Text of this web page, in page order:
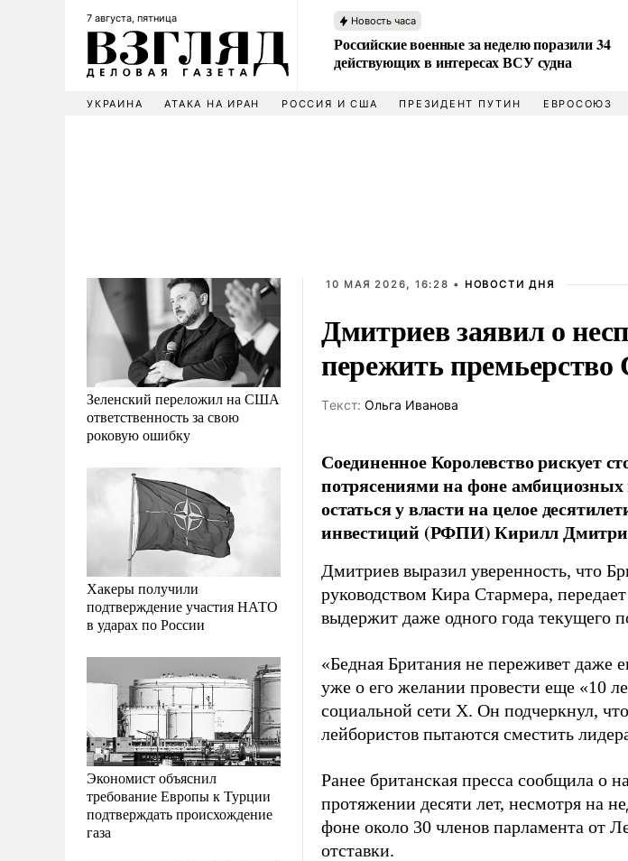
7 августа, пятница Новость часа
Российские военные за неделю поразили 34
действующих в интересах ВСУ судна
УКРАИНА АТАКА НА ИРАН РОССИЯ И США ПРЕЗИДЕНТ ПУТИН ЕВРОСОЮЗ
Зеленский переложил на США
ответственность за свою
роковую ошибку
Хакеры получили
подтверждение участия НАТО
в ударах по России
Экономист объяснил
требование Европы к Турции
подтверждать происхождение
газа
10 МАЯ 2026, 16:28 • НОВОСТИ ДНЯ
Дмитриев заявил о
пережить
Tекст: Ольга Иванова
Соединенное Королевство рискует
потрясениями на фоне
остаться у власти на целое
инвестиций (РФПИ) Кирилл
Дмитриев выразил уверенность, что
руководством Кира Стармера, передает
выдержит даже одного года текущего
«Бедная Британия не переживет даже
уже о его желании провести еще «10
социальной сети X. Он подчеркнул,
лейбористов пытаются сместить
Ранее британская пресса сообщила о
протяжении десяти лет, несмотря на
фоне около 30 членов парламента от
отставки.